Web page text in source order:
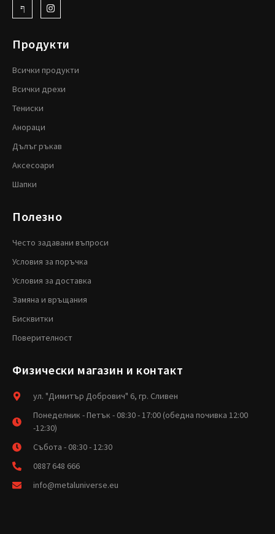
Продукти
Всички продукти
Всички дрехи
Тениски
Анораци
Дълъг ръкав
Аксесоари
Шапки
Полезно
Често задавани въпроси
Условия за поръчка
Условия за доставка
Замяна и връщания
Бисквитки
Поверителност
Физически магазин и контакт
ул. "Димитър Добрович" 6, гр. Сливен
Понеделник - Петък - 08:30 - 17:00 (обедна почивка 12:00
-12:30)
Събота - 08:30 - 12:30
0887 648 666
info@metaluniverse.eu